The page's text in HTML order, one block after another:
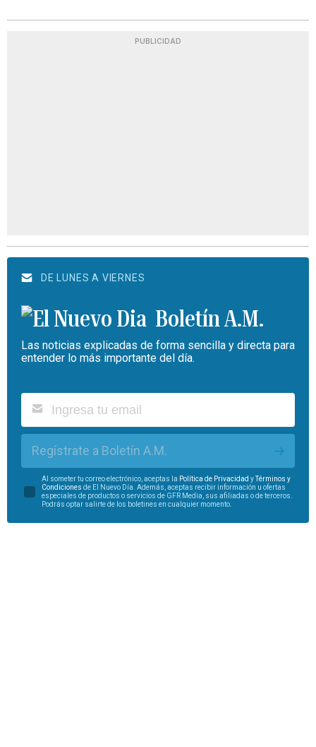
PUBLICIDAD
DE LUNES A VIERNES
Boletín A.M.
Las noticias explicadas de forma sencilla y directa para
entender lo más importante del día.
Regístrate a Boletín A.M.
Al someter tu correo electrónico, aceptas la Política de Privacidad yTérminos y
Condiciones de El Nuevo Día. Además, aceptas recibir información u ofertas
especiales de productos o servicios de GFR Media, sus afiliadas o de terceros.
Podrás optar salirte de los boletines en cualquier momento.